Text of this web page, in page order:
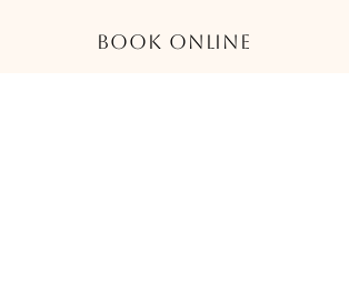
Book Online